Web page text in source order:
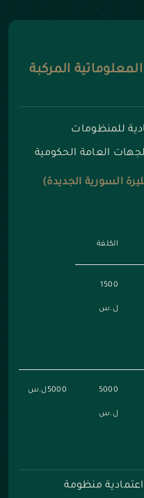
المركبة
للمنظومات
العامة الحكومية
السورية الجديدة)
الكلفة
1500
ل.س
5000
ل.س
5000ل.س
منظومة